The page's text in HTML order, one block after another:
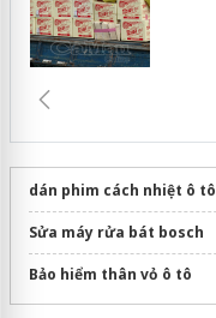
dán phim cách nhiệt ô tô
Sửa máy rửa bát bosch
Bảo hiểm thân vỏ ô tô